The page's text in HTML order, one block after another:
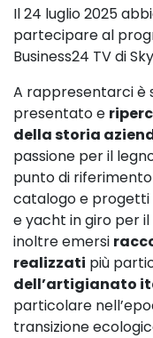
Il 24 luglio 2025
partecipare al
Business24 TV di
A rappresentarci è
presentato e
della storia
passione per il
punto di
catalogo e progetti
e yacht in giro per
inoltre emersi
realizzati più
dell’artigianato
particolare
transizione